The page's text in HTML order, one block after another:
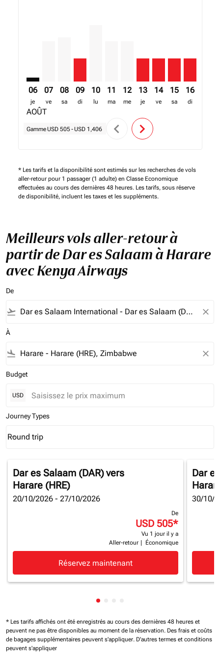
06
je
AOÛT
07
ve
08
sa
09
di
10
lu
11
ma
12
me
13
je
14
ve
15
sa
16
di
Gamme USD 505- USD 1,406 chevron_left chevron_right
* Les tarifs et la disponibilité sont estimés sur les recherches de vols
aller-retour pour 1 passager (1 adulte) en Classe Economique
effectuées au cours des dernières 48 heures. Les tarifs, sous réserve
de disponibilité, incluent les taxes et les suppléments.
Meilleurs vols aller-retour à
partir de Dar es Salaam à Harare
avec Kenya Airways
De
flight_takeoff close
À
flight_land close
Budget
USD
Journey Types
Journey Types option Round trip Selected
Round trip
keyboard_arrow_down
Dar es Salaam (DAR)vers
Harare (HRE)
20/10/2026 - 27/10/2026
De
USD 505*
Vu 1 jour il y a
Aller-retour
Économique
Réservez maintenant
Dar
30/10/
Affichage de cmp-pagination-
* Les tarifs affichés ont été enregistrés au cours des dernières 48 heures et
peuvent ne pas être disponibles au moment de la réservation. Des frais et coûts
de bagages supplémentaires peuvent s'appliquer. D'autres termes et conditions
peuvent s'appliquer